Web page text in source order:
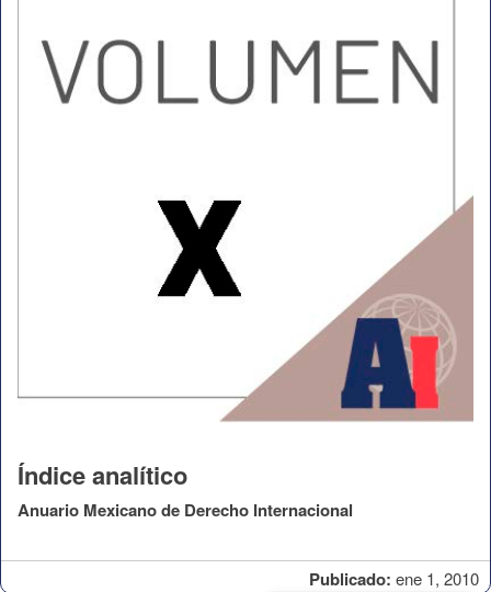
Publicado: ene 1, 2010
Índice analítico
Anuario Mexicano de Derecho Internacional